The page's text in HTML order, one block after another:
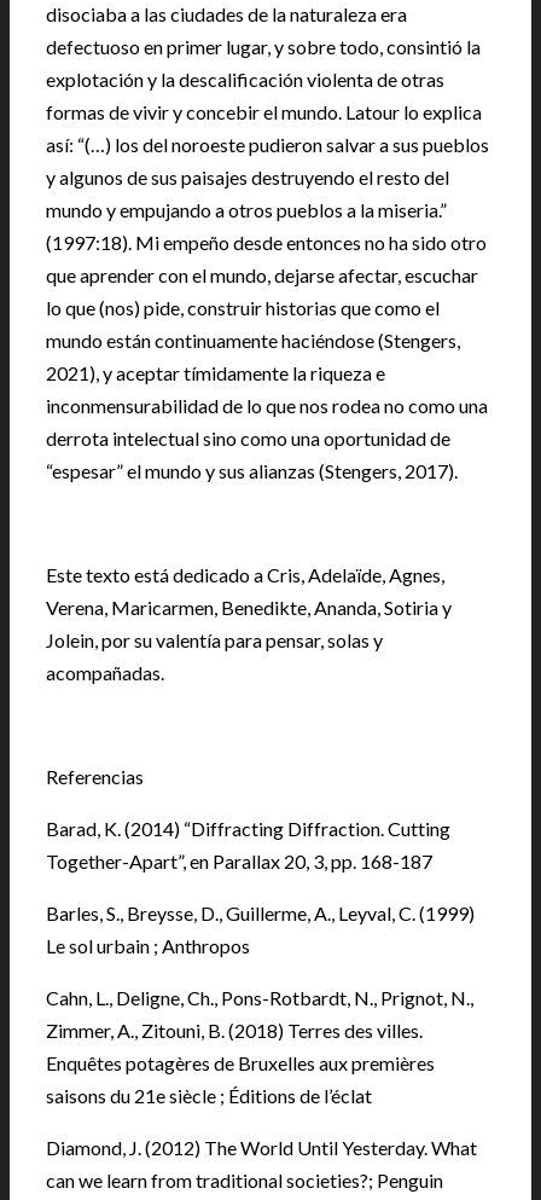
disociaba a las ciudades de la naturaleza era
defectuoso en primer lugar, y sobre todo, consintió la
explotación y la descalificación violenta de otras
formas de vivir y concebir el mundo. Latour lo explica
así: “(…) los del noroeste pudieron salvar a sus pueblos
y algunos de sus paisajes destruyendo el resto del
mundo y empujando a otros pueblos a la miseria.”
(1997:18). Mi empeño desde entonces no ha sido otro
que aprender con el mundo, dejarse afectar, escuchar
lo que (nos) pide, construir historias que como el
mundo están continuamente haciéndose (Stengers,
2021), y aceptar tímidamente la riqueza e
inconmensurabilidad de lo que nos rodea no como una
derrota intelectual sino como una oportunidad de
“espesar” el mundo y sus alianzas (Stengers, 2017).
Este texto está dedicado a Cris, Adelaïde, Agnes,
Verena, Maricarmen, Benedikte, Ananda, Sotiria y
Jolein, por su valentía para pensar, solas y
acompañadas.
Referencias
Barad, K. (2014) “Diffracting Diffraction. Cutting
Together-Apart”, en Parallax 20, 3, pp. 168-187
Barles, S., Breysse, D., Guillerme, A., Leyval, C. (1999)
Le sol urbain ; Anthropos
Cahn, L., Deligne, Ch., Pons-Rotbardt, N., Prignot, N.,
Zimmer, A., Zitouni, B. (2018) Terres des villes.
Enquêtes potagères de Bruxelles aux premières
saisons du 21e siècle ; Éditions de l’éclat
Diamond, J. (2012) The World Until Yesterday. What
can we learn from traditional societies?; Penguin